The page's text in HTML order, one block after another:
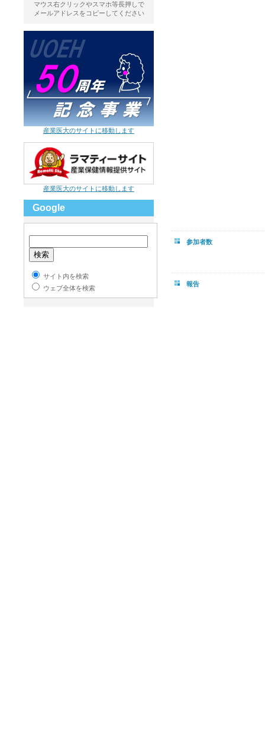
参加者数
報告
マウス右クリックやスマホ等長押しで
メールアドレスをコピーしてください
産業医大のサイトに移動します
産業医大のサイトに移動します
Google
サイト内を検索
ウェブ全体を検索